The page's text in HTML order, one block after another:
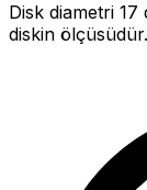
Disk diametri 17
diskin ölçüsüdür.